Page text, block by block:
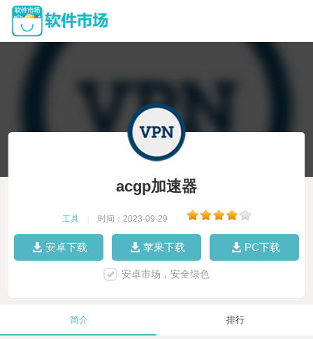
acgp加速器
工具 时间：2023-09-29
安卓下载 苹果下载 PC下载
安卓市场，安全绿色
简介 排行